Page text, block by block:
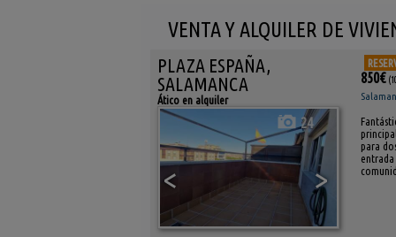
VENTA Y ALQUILER DE
PLAZA ESPAÑA,
SALAMANCA
Ático en alquiler
< >
24
850€
para